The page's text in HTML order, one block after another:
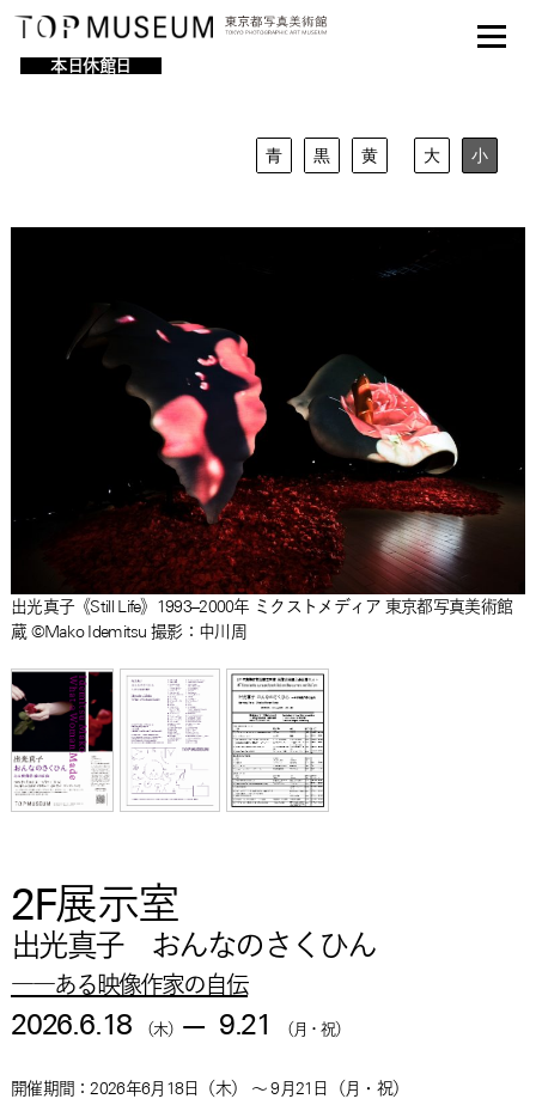
本日休館日
青 黒 黄 大 小
出光真子《Still Life》1993–2000年 ミクストメディア 東京都写真美術館
蔵 ©Mako Idemitsu 撮影：中川周
2F展示室
出光真子 おんなのさくひん
――ある映像作家の自伝
2026.6.18 （木）— 9.21 （月・祝）
開催期間：2026年6月18日 （木） ～ 9月21日
（月・祝）